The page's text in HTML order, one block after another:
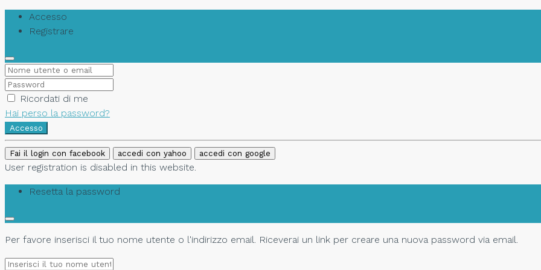
Accesso
Registrare
Ricordati di me
Hai perso la password?
Accesso
Fai il login con facebook accedi con yahoo accedi con google
User registration is disabled in this website.
Resetta la password
Per favore inserisci il tuo nome utente o l'indirizzo email. Riceverai un link per creare una nuova password via email.